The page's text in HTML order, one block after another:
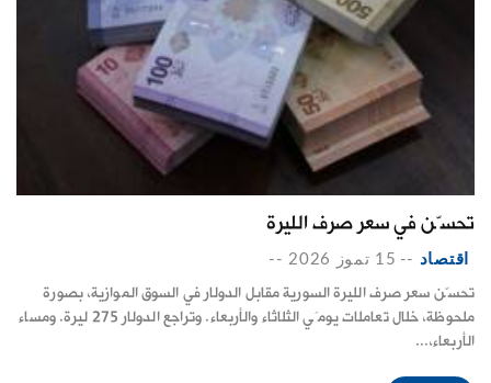
تحسّن في سعر صرف الليرة
اقتصاد -- 15 تموز 2026 --
تحسّن سعر صرف الليرة السورية مقابل الدولار في السوق الموازية، بصورة
ملحوظة، خلال تعاملات يومَي الثلاثاء والأربعاء. وتراجع الدولار 275 ليرة. ومساء
الأربعاء،...